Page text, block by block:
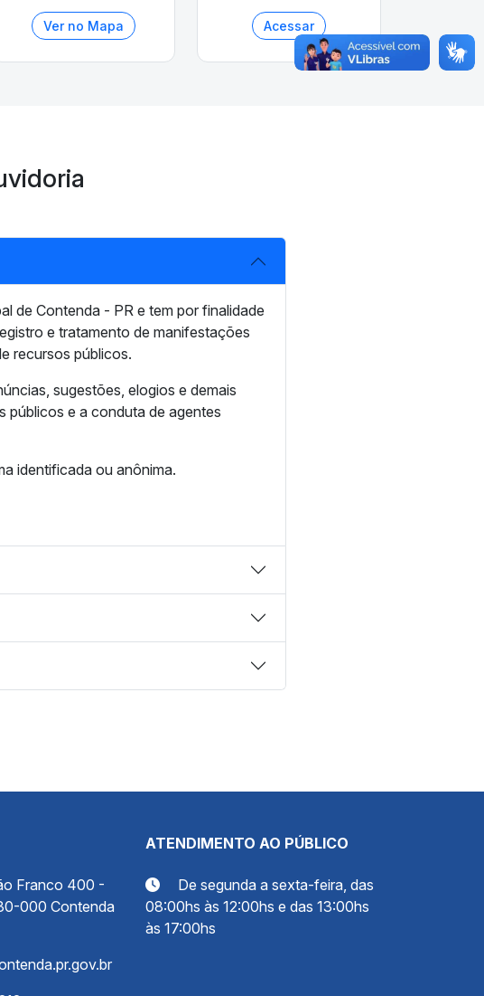
Ver no Mapa Acessar
de Contenda - PR e tem por finalidade
e tratamento de manifestações
recursos públicos.
sugestões, elogios e demais
públicos e a conduta de agentes
identificada ou anônima.
Franco 400 -
000 Contenda
ATENDIMENTO AO PÚBLICO
De segunda a sexta-feira, das
08:00hs às 12:00hs e das 13:00hs
às 17:00hs